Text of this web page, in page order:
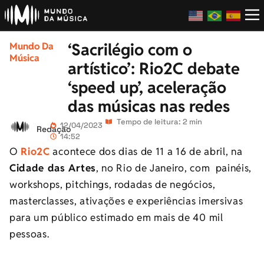
Mundo Da
Música
‘Sacrilégio com o
artístico’: Rio2C debate
‘speed up’, aceleração
das músicas nas redes
Redação12/04/2023
14:52
Tempo de leitura: 2 min
O Rio2C acontece dos dias de 11 a 16 de abril, na
Cidade das Artes, no Rio de Janeiro, com painéis,
workshops, pitchings, rodadas de negócios,
masterclasses, ativações e experiências imersivas
para um público estimado em mais de 40 mil
pessoas.